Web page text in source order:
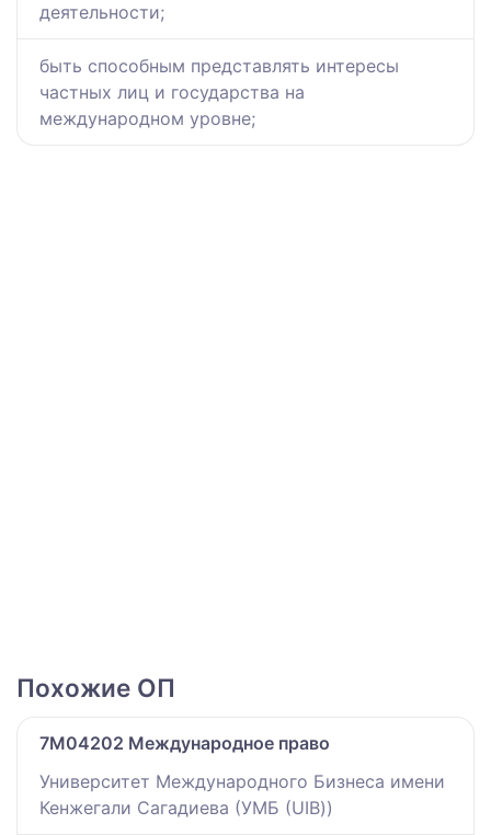
деятельности;
быть способным представлять интересы
частных лиц и государства на
международном уровне;
Похожие ОП
7M04202 Международное право
Университет Международного Бизнеса имени
Кенжегали Сагадиева (УМБ (UIB))